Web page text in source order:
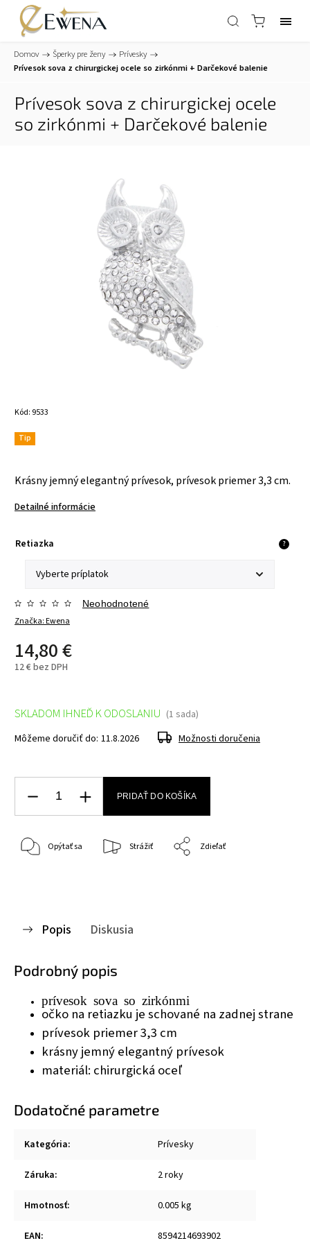
Domov / Šperky pre ženy / Prívesky /
Prívesok sova z chirurgickej ocele so zirkónmi + Darčekové balenie
Prívesok sova z chirurgickej ocele
so zirkónmi + Darčekové balenie
Kód: 9533
Tip
Krásny jemný elegantný prívesok, prívesok priemer 3,3 cm.
Detailné informácie
Retiazka ?
Značka:Ewena
Neohodnotené
14,80 €
12 €bez DPH
SKLADOM IHNEĎ K ODOSLANIU (1 sada)
Môžeme doručiť do: 11.8.2026 Možnosti doručenia
PRIDAŤ DO KOŠÍKA
Opýtať sa Strážiť Zdieľať
Popis Diskusia
Podrobný popis
prívesok sova so zirkónmi
očko na retiazku je schované na zadnej strane
prívesok priemer 3,3 cm
krásny jemný elegantný prívesok
materiál: chirurgická oceľ
Dodatočné parametre
Kategória: Prívesky
Záruka: 2 roky
Hmotnosť: 0.005 kg
EAN: 8594214693902